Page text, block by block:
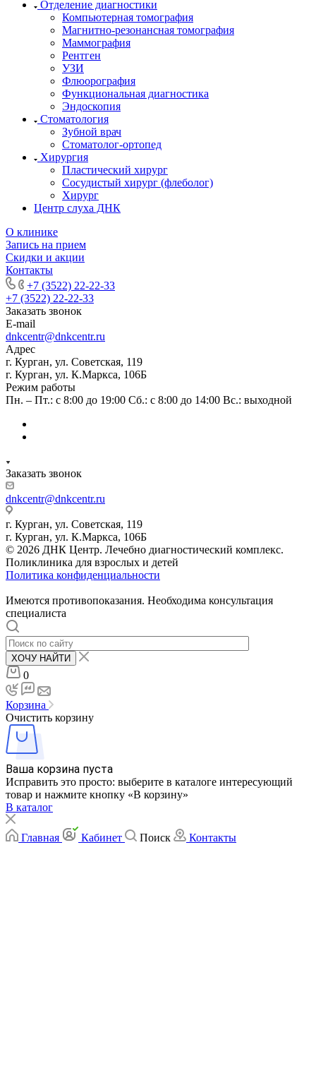
Отделение диагностики
Компьютерная томография
Магнитно-резонансная томография
Маммография
Рентген
УЗИ
Флюорография
Функциональная диагностика
Эндоскопия
Стоматология
Зубной врач
Стоматолог-ортопед
Хирургия
Пластический хирург
Сосудистый хирург (флеболог)
Хирург
Центр слуха ДНК
О клинике
Запись на прием
Скидки и акции
Контакты
+7 (3522) 22-22-33
+7 (3522) 22-22-33
Заказать звонок
E-mail
dnkcentr@dnkcentr.ru
Адрес
г. Курган, ул. Советская, 119
г. Курган, ул. К.Маркса, 106Б
Режим работы
Пн. – Пт.: с 8:00 до 19:00 Сб.: с 8:00 до 14:00 Вс.: выходной
Заказать звонок
dnkcentr@dnkcentr.ru
г. Курган, ул. Советская, 119
г. Курган, ул. К.Маркса, 106Б
© 2026 ДНК Центр. Лечебно диагностический комплекс.
Поликлиника для взрослых и детей
Политика конфиденциальности
Имеются противопоказания. Необходима консультация
специалиста
ХОЧУ НАЙТИ
0
Корзина
Очистить корзину
Ваша корзина пуста
Исправить это просто: выберите в каталоге интересующий
товар и нажмите кнопку «В корзину»
В каталог
Главная Кабинет Поиск Контакты